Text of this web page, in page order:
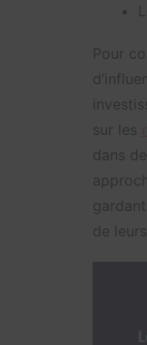
Pour
sur les
dans
de